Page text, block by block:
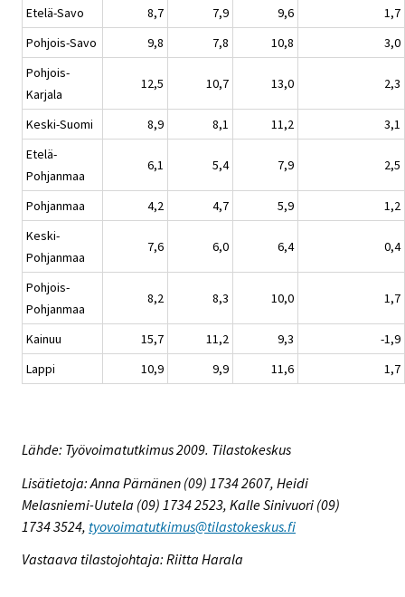
Etelä-Savo
8,7 7,9 9,6
1,7
Pohjois-Savo
9,8 7,8 10,8
3,0
Pohjois-
Karjala
12,5 10,7 13,0 2,3
Keski-Suomi 8,9 8,1 11,2
3,1
Etelä-
Pohjanmaa
6,1 5,4 7,9 2,5
Pohjanmaa 4,2 4,7 5,9
1,2
Keski-
Pohjanmaa
7,6 6,0 6,4 0,4
Pohjois-
Pohjanmaa
8,2 8,3 10,0 1,7
Kainuu 15,7 11,2 9,3
-1,9
Lappi
10,9 9,9 11,6 1,7
Lähde: Työvoimatutkimus 2009. Tilastokeskus
Lisätietoja: Anna Pärnänen (09) 1734 2607, Heidi
Melasniemi-Uutela (09) 1734 2523, Kalle Sinivuori (09)
1734 3524, tyovoimatutkimus@tilastokeskus.fi
Vastaava tilastojohtaja: Riitta Harala